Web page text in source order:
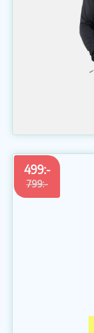
499:-
799:-